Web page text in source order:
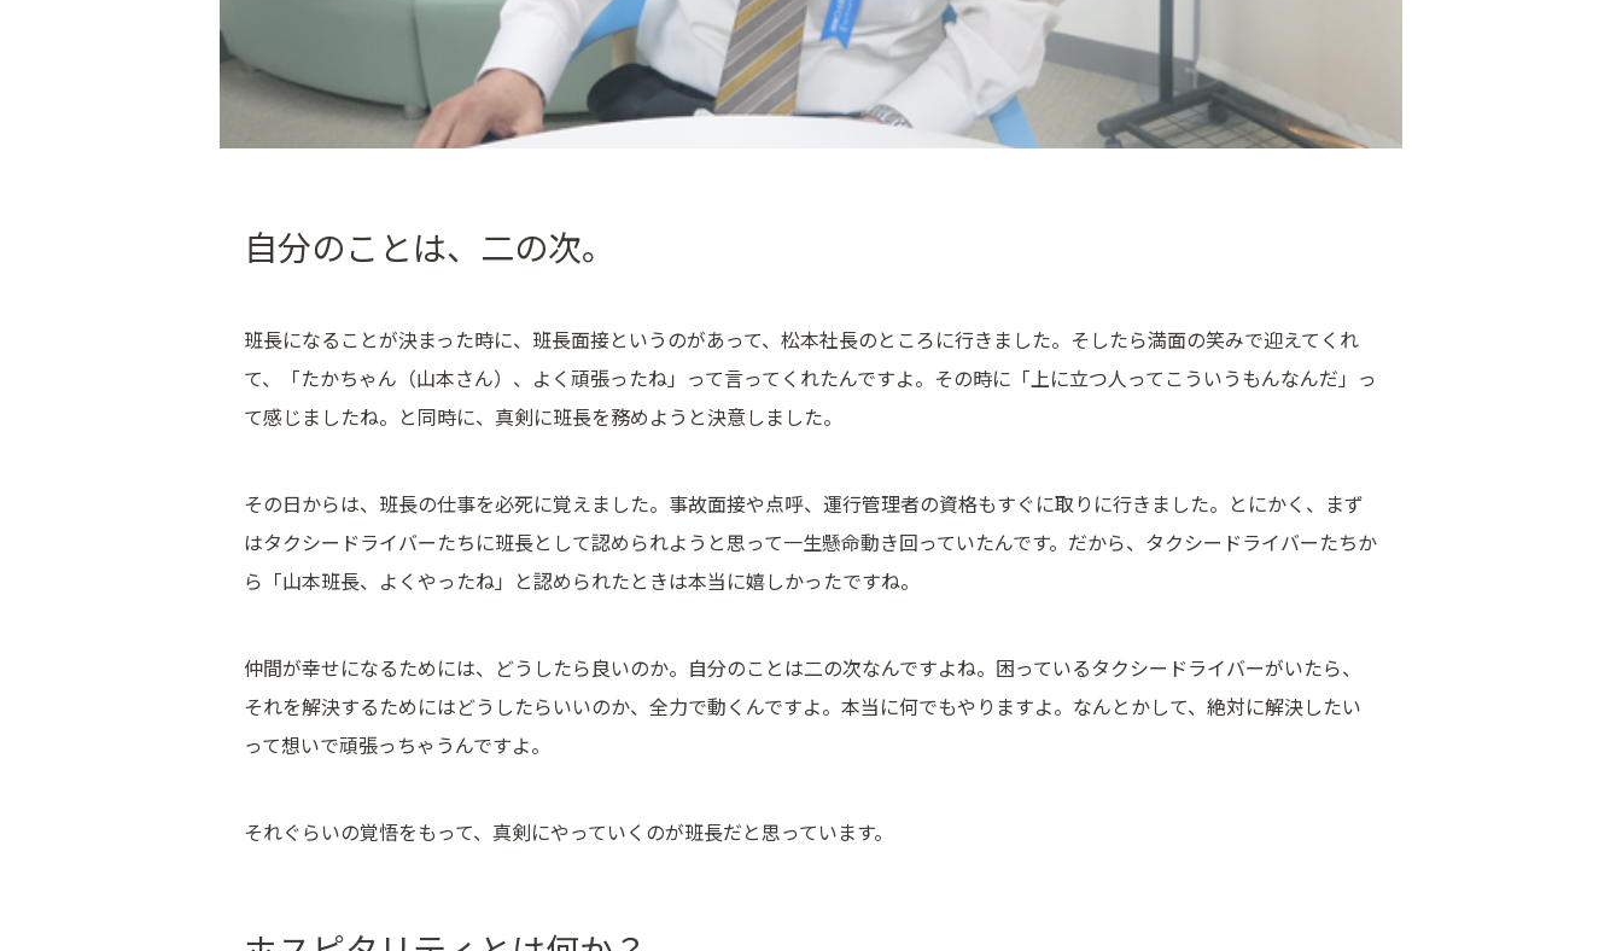
自分のことは、二の次。
班長になることが決まった時に、班長面接というのがあって、松本社長のところに行きました。そしたら満面の笑みで迎えてくれ
て、「たかちゃん（山本さん）、よく頑張ったね」って言ってくれたんですよ。その時に「上に立つ人ってこういうもんなんだ」っ
て感じましたね。と同時に、真剣に班長を務めようと決意しました。
その日からは、班長の仕事を必死に覚えました。事故面接や点呼、運行管理者の資格もすぐに取りに行きました。とにかく、まず
はタクシードライバーたちに班長として認められようと思って一生懸命動き回っていたんです。だから、タクシードライバーたちか
ら「山本班長、よくやったね」と認められたときは本当に嬉しかったですね。
仲間が幸せになるためには、どうしたら良いのか。自分のことは二の次なんですよね。困っているタクシードライバーがいたら、
それを解決するためにはどうしたらいいのか、全力で動くんですよ。本当に何でもやりますよ。なんとかして、絶対に解決したい
って想いで頑張っちゃうんですよ。
それぐらいの覚悟をもって、真剣にやっていくのが班長だと思っています。